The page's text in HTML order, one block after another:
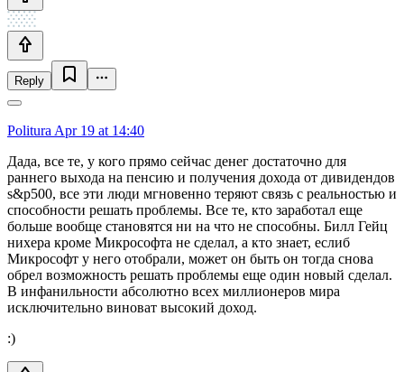
Reply
Politura Apr 19 at 14:40
Дада, все те, у кого прямо сейчас денег достаточно для
раннего выхода на пенсию и получения дохода от дивидендов
s&p500, все эти люди мгновенно теряют связь с реальностью и
способности решать проблемы. Все те, кто заработал еще
больше вообще становятся ни на что не способны. Билл Гейц
нихера кроме Микрософта не сделал, а кто знает, еслиб
Микрософт у него отобрали, может он быть он тогда снова
обрел возможность решать проблемы еще один новый сделал.
В инфанильности абсолютно всех миллионеров мира
исключительно виноват высокий доход.
:)